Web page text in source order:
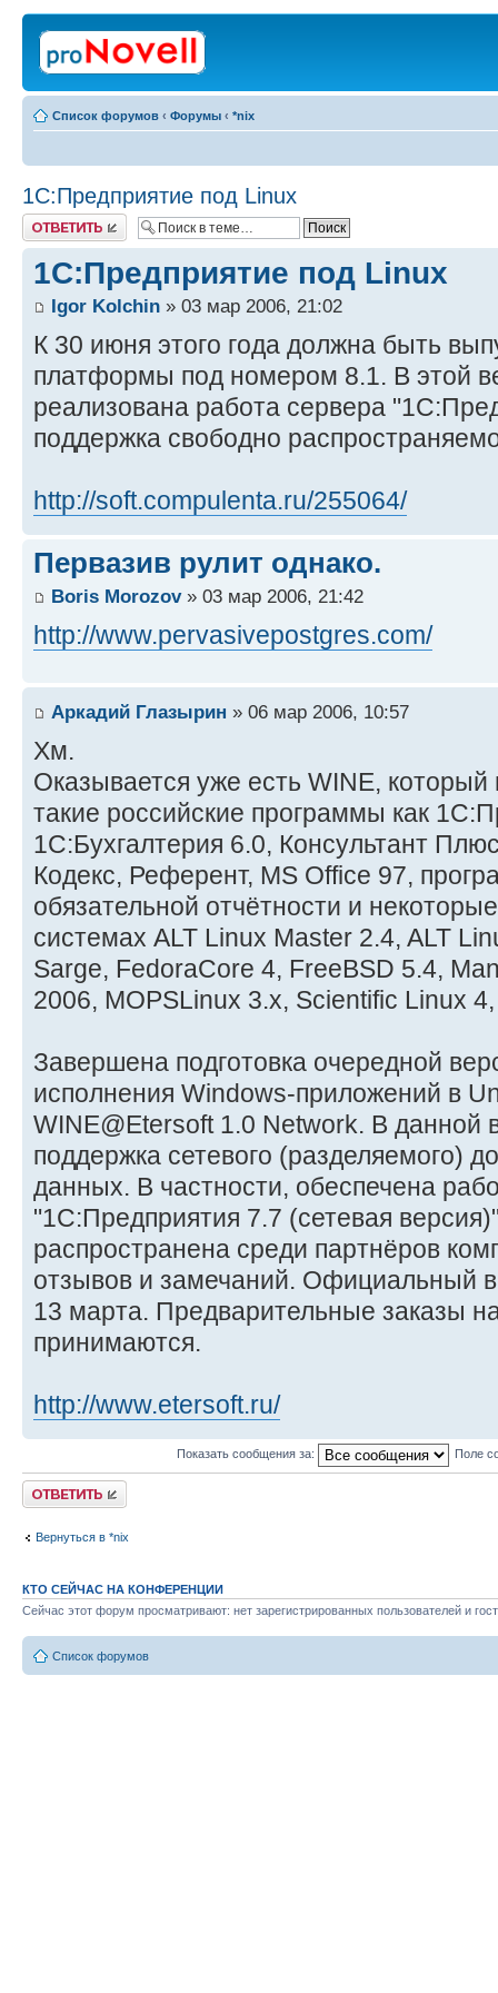
Список форумов ‹ Форумы ‹ *nix
1С:Предприятие под Linux
Ответить
1С:Предприятие под Linux
Igor Kolchin » 03 мар 2006, 21:02
К 30 июня этого года должна быть
платформы под номером 8.1. В этой
реализована работа сервера
поддержка свободно
http://soft.compulenta.ru/255064/
Первазив рулит однако.
Boris Morozov» 03 мар 2006, 21:42
http://www.pervasivepostgres.com/
Аркадий Глазырин » 06 мар 2006, 10:57
Хм.
Оказывается уже есть WINE, который
такие российские программы как
1С:Бухгалтерия 6.0, Консультант
Кодекс, Референт, MS Office 97,
обязательной отчётности и
системах ALT Linux Master 2.4, ALT
Sarge, FedoraCore 4, FreeBSD 5.4,
2006, MOPSLinux 3.x, Scientific Linux
Завершена подготовка очередной
исполнения Windows-приложений в
WINE@Etersoft 1.0 Network. В данной
поддержка сетевого (разделяемого)
данных. В частности, обеспечена
"1С:Предприятия 7.7 (сетевая
распространена среди партнёров
отзывов и замечаний. Официальный
13 марта. Предварительные заказы
принимаются.
http://www.etersoft.ru/
Показать сообщения за: Поле
Ответить
Вернуться в *nix
КТО СЕЙЧАС НА КОНФЕРЕНЦИИ
Сейчас этот форум просматривают: нет зарегистрированных пользователей и
Список форумов